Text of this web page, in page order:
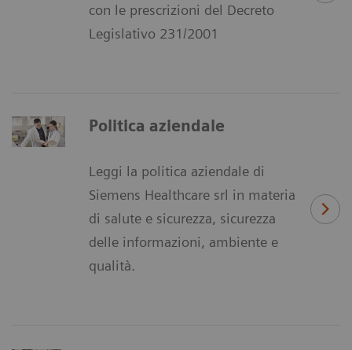
con le prescrizioni del Decreto
Legislativo 231/2001
Politica aziendale
Leggi la politica aziendale di
Siemens Healthcare srl in materia
di salute e sicurezza, sicurezza
delle informazioni, ambiente e
qualità.